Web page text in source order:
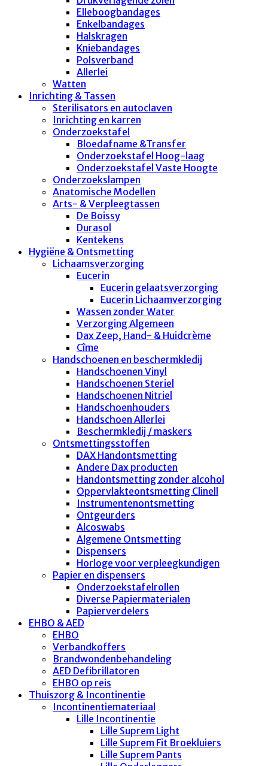
Elleboogbandages
Enkelbandages
Halskragen
Kniebandages
Polsverband
Allerlei
Watten
Inrichting & Tassen
Sterilisators en autoclaven
Inrichting en karren
Onderzoekstafel
Bloedafname &Transfer
Onderzoekstafel Hoog-laag
Onderzoekstafel Vaste Hoogte
Onderzoekslampen
Anatomische Modellen
Arts- & Verpleegtassen
De Boissy
Durasol
Kentekens
Hygiëne & Ontsmetting
Lichaamsverzorging
Eucerin
Eucerin gelaatsverzorging
Eucerin Lichaamverzorging
Wassen zonder Water
Verzorging Algemeen
Dax Zeep, Hand- & Huidcrème
Cîme
Handschoenen en beschermkledij
Handschoenen Vinyl
Handschoenen Steriel
Handschoenen Nitriel
Handschoenhouders
Handschoen Allerlei
Beschermkledij / maskers
Ontsmettingsstoffen
DAX Handontsmetting
Andere Dax producten
Handontsmetting zonder alcohol
Oppervlakteontsmetting Clinell
Instrumentenontsmetting
Ontgeurders
Alcoswabs
Algemene Ontsmetting
Dispensers
Horloge voor verpleegkundigen
Papier en dispensers
Onderzoekstafelrollen
Diverse Papiermaterialen
Papierverdelers
EHBO & AED
EHBO
Verbandkoffers
Brandwondenbehandeling
AED Defibrillatoren
EHBO op reis
Thuiszorg & Incontinentie
Incontinentiemateriaal
Lille Incontinentie
Lille Suprem Light
Lille Suprem Fit Broekluiers
Lille Suprem Pants